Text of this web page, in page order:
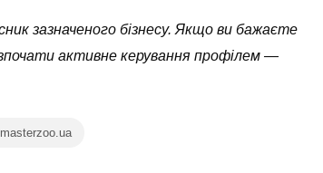
зазначеного бізнесу. Якщо ви бажаєте
активне керування профілем —
masterzoo.ua